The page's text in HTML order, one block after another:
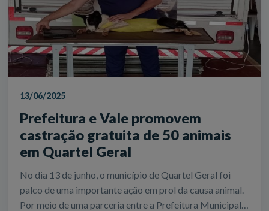
13/06/2025
Prefeitura e Vale promovem
castração gratuita de 50 animais
em Quartel Geral
No dia 13 de junho, o município de Quartel Geral foi
palco de uma importante ação em prol da causa animal.
Por meio de uma parceria entre a Prefeitura Municipal,